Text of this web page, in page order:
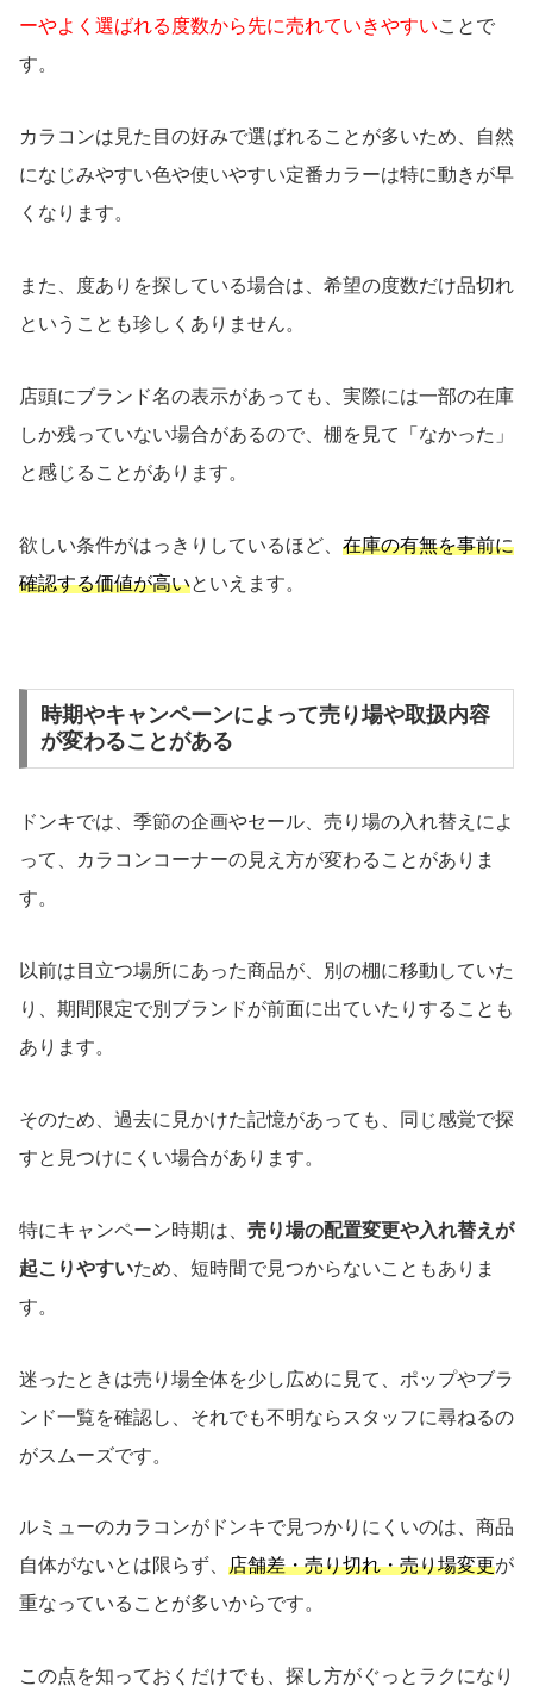
ーやよく選ばれる度数から先に売れていきやすいことで
す。
カラコンは見た目の好みで選ばれることが多いため、自然
になじみやすい色や使いやすい定番カラーは特に動きが早
くなります。
また、度ありを探している場合は、希望の度数だけ品切れ
ということも珍しくありません。
店頭にブランド名の表示があっても、実際には一部の在庫
しか残っていない場合があるので、棚を見て「なかった」
と感じることがあります。
欲しい条件がはっきりしているほど、 在庫の有無を事前に
確認する価値が高いといえます。
時期やキャンペーンによって売り場や取扱内容
が変わることがある
ドンキでは、季節の企画やセール、売り場の入れ替えによ
って、カラコンコーナーの見え方が変わることがありま
す。
以前は目立つ場所にあった商品が、別の棚に移動していた
り、期間限定で別ブランドが前面に出ていたりすることも
あります。
そのため、過去に見かけた記憶があっても、同じ感覚で探
すと見つけにくい場合があります。
特にキャンペーン時期は、 売り場の配置変更や入れ替えが
起こりやすいため、短時間で見つからないこともありま
す。
迷ったときは売り場全体を少し広めに見て、ポップやブラ
ンド一覧を確認し、それでも不明ならスタッフに尋ねるの
がスムーズです。
ルミューのカラコンがドンキで見つかりにくいのは、商品
自体がないとは限らず、 店舗差・売り切れ・売り場変更が
重なっていることが多いからです。
この点を知っておくだけでも、探し方がぐっとラクになり